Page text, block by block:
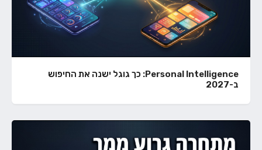
Personal Intelligence: כך גוגל ישנה את החיפוש
ב-2027